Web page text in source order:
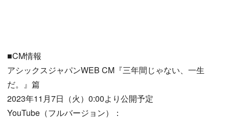
■CM情報
アシックスジャパンWEB CM『三年間じゃない、一生
だ。』篇
2023年11月7日（火）0:00より公開予定
YouTube（フルバージョン）：